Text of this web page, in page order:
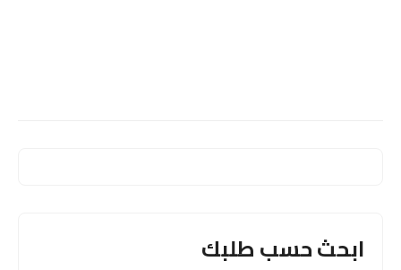
ابحث حسب طلبك